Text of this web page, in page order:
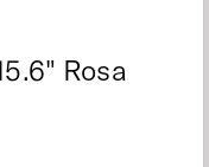
Rosa